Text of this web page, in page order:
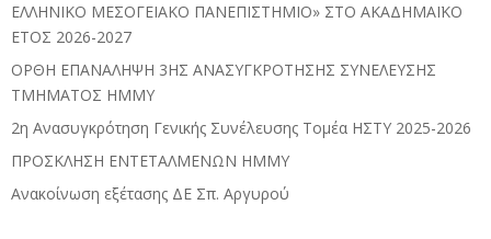
ΕΛΛΗΝΙΚΟ ΜΕΣΟΓΕΙΑΚΟ ΠΑΝΕΠIΣΤΗΜΙΟ» ΣΤΟ ΑΚΑΔΗΜΑΪΚΟ
ΕΤΟΣ 2026-2027
ΟΡΘΗ ΕΠΑΝΑΛΗΨΗ 3ΗΣ ΑΝΑΣΥΓΚΡΟΤΗΣΗΣ ΣΥΝΕΛΕΥΣΗΣ
ΤΜΗΜΑΤΟΣ ΗΜΜΥ
2η Ανασυγκρότηση Γενικής Συνέλευσης Τομέα ΗΣΤΥ 2025-2026
ΠΡΟΣΚΛΗΣΗ ΕΝΤΕΤΑΛΜΕΝΩΝ ΗΜΜΥ
Ανακοίνωση εξέτασης ΔΕ Σπ. Αργυρού